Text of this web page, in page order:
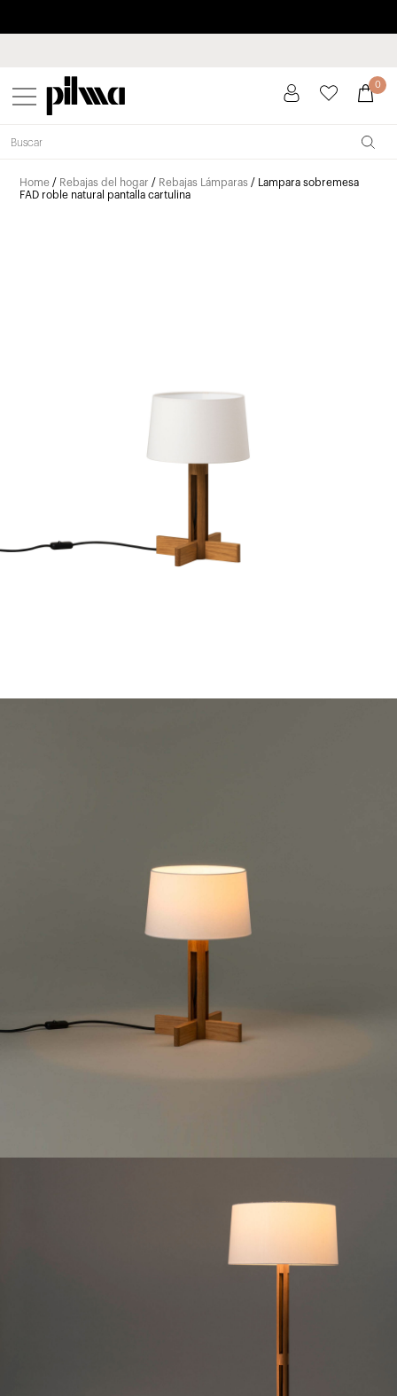
pilma 0
Home / Rebajas del hogar / Rebajas Lámparas / Lampara sobremesa
FAD roble natural pantalla cartulina